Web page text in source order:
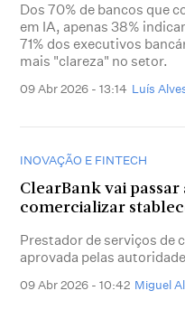
Dos 70% de bancos que
em IA, apenas 38%
71% dos executivos
mais "clareza" no setor.
09 Abr 2026 - 13:14 Luís
INOVAÇÃO E FINTECH
ClearBank vai passar
comercializar
Prestador de serviços de
aprovada pelas
09 Abr 2026 - 10:42 Miguel